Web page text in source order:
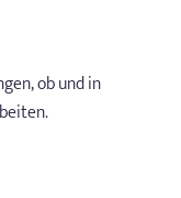
ob und in